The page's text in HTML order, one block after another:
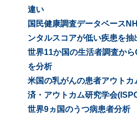
違い
国民健康調査データベース
ンタルスコアが低い疾患を抽
世界11か国の生活者調査か
を分析
米国の乳がんの患者アウトカ
済・アウトカム研究学会
世界9ヵ国のうつ病患者分析